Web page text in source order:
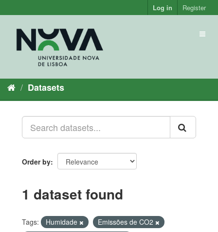
to
Log in Register
Datasets
Order by
1 dataset found
Tags: Humidade
Emissões de CO2